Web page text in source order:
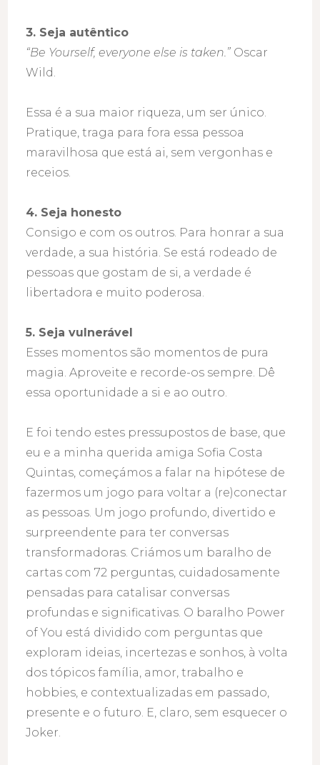
3. Seja autêntico
“Be Yourself, everyone else is taken.” Oscar
Wild.
Essa é a sua maior riqueza, um ser único.
Pratique, traga para fora essa pessoa
maravilhosa que está ai, sem vergonhas e
receios.
4. Seja honesto
Consigo e com os outros. Para honrar a sua
verdade, a sua história. Se está rodeado de
pessoas que gostam de si, a verdade é
libertadora e muito poderosa.
5. Seja vulnerável
Esses momentos são momentos de pura
magia. Aproveite e recorde-os sempre. Dê
essa oportunidade a si e ao outro.
E foi tendo estes pressupostos de base, que
eu e a minha querida amiga Sofia Costa
Quintas, começámos a falar na hipótese de
fazermos um jogo para voltar a (re)conectar
as pessoas. Um jogo profundo, divertido e
surpreendente para ter conversas
transformadoras. Criámos um baralho de
cartas com 72 perguntas, cuidadosamente
pensadas para catalisar conversas
profundas e significativas. O baralho Power
of You está dividido com perguntas que
exploram ideias, incertezas e sonhos, à volta
dos tópicos família, amor, trabalho e
hobbies, e contextualizadas em passado,
presente e o futuro. E, claro, sem esquecer o
Joker.